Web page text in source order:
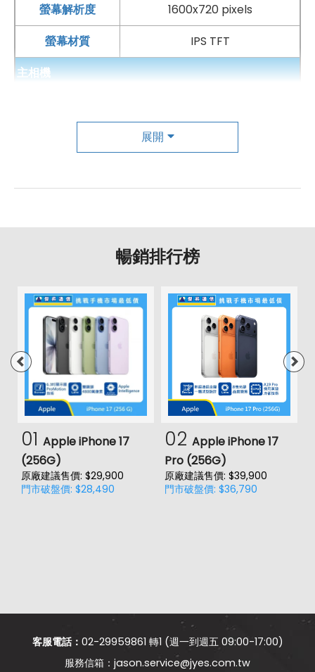
！傑昇通信是全台最大且經營30多年通信連鎖，挑
好禮抽獎卷，續約/攜碼再享高額折扣！此外在台灣有超過
百間門市，一間購買連鎖服務，一次購買終生服務，售後
免擔心購買有保障，買手機來傑昇好節省！
螢幕解析度
1600x720 pixels
螢幕材質
IPS TFT
主相機
第二主相機畫素
500 萬畫素
第二主相機鏡頭種類
超廣角鏡頭
第二主相機光圈
f2.2
第三主相機畫素
200 萬畫素
第三主相機鏡頭種類
景深鏡頭
第三主相機光圈
f2.4
第四主相機畫素
200 萬畫素
第四主相機鏡頭種類
微距鏡頭
第四主相機光圈
f2.4
通訊與網路系統
4G FDD LTE頻率
1800(B3), 2100(B1), 2600(B7),
700(B28), 800(B20), 850(B5),
展開
暢銷排行榜
01 Apple iPhone 17
(256G)
原廠建議售價: $29,900
門市破盤價: $28,490
02 Apple iPhone 17
Pro (256G)
原廠建議售價: $39,900
門市破盤價: $36,790
客服電話： 02-29959861 轉1 (週一到週五 09:00-17:00)
jason.service@jyes.com.tw